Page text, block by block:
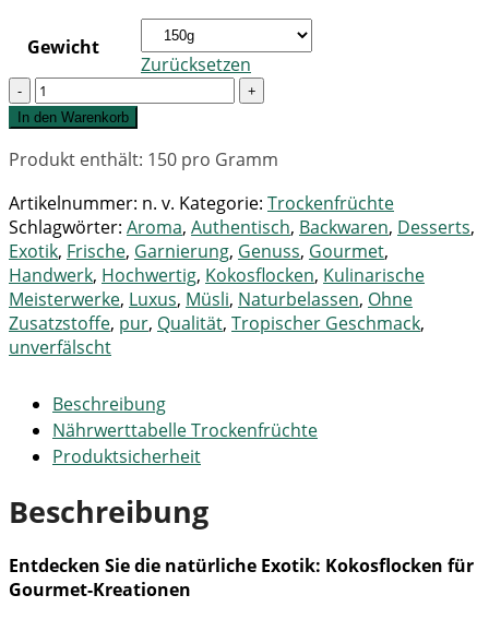
Gewicht
Zurücksetzen
Quantity
In den Warenkorb
Produkt enthält: 150 pro Gramm
Artikelnummer: n. v. Kategorie: Trockenfrüchte
Schlagwörter: Aroma, Authentisch, Backwaren, Desserts,
Exotik, Frische, Garnierung, Genuss, Gourmet,
Handwerk, Hochwertig, Kokosflocken, Kulinarische
Meisterwerke, Luxus, Müsli, Naturbelassen, Ohne
Zusatzstoffe, pur, Qualität, Tropischer Geschmack,
unverfälscht
Beschreibung
Nährwerttabelle Trockenfrüchte
Produktsicherheit
Beschreibung
Entdecken Sie die natürliche Exotik: Kokosflocken für
Gourmet-Kreationen